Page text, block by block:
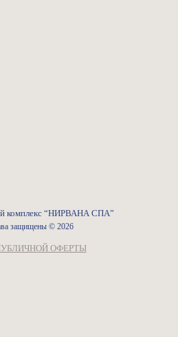
комплекс “НИРВАНА СПА”
защищены © 2026
ОФЕРТЫ